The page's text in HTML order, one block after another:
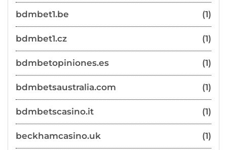
bdmbet1.be (1)
bdmbet1.cz (1)
bdmbetopiniones.es (1)
bdmbetsaustralia.com (1)
bdmbetscasino.it (1)
beckhamcasino.uk (1)